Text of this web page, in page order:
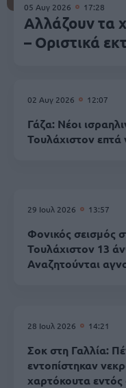
05 Αυγ 2026 17:28
Αλλάζουν τα
– Οριστικά
02 Αυγ 2026 12:07
Γάζα: Νέοι
Τουλάχιστον επτά
29 Ιουλ 2026 13:57
Φονικός σεισμός
Τουλάχιστον 13
Αναζητούνται
28 Ιουλ 2026 14:21
Σοκ στη Γαλλία:
εντοπίστηκαν
χαρτόκουτα εντός